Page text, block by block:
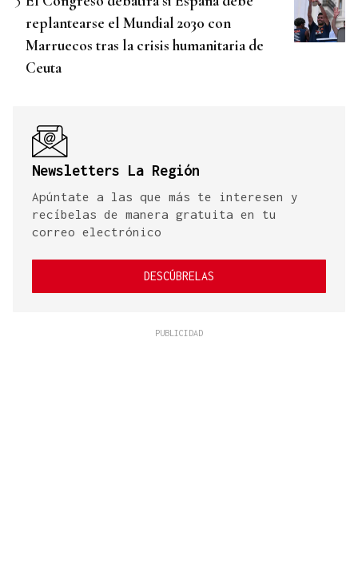
replantearse el Mundial 2030 con
Marruecos tras la crisis humanitaria de
Ceuta
Newsletters La Región
Apúntate a las que más te interesen y
recíbelas de manera gratuita en tu
correo electrónico
DESCÚBRELAS